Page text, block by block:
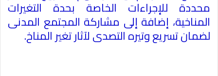
محددة للإجراءات الخاصة بحدة التغيرات
المناخية، إضافة إلى مشاركة المجتمع المدنى
لضمان تسريع وتيره التصدى لآثار تغير المناخ.